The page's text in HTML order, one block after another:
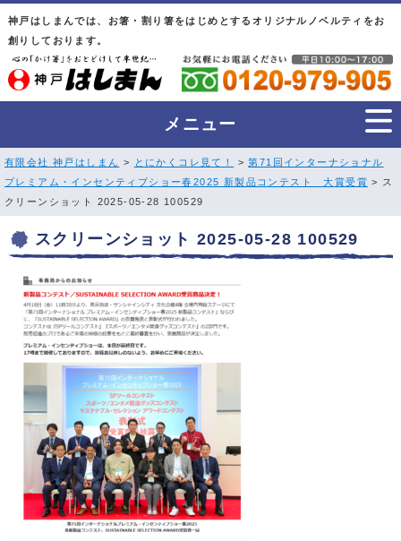
神戸はしまんでは、お箸・割り箸をはじめとするオリジナルノベルティをお
創りしております。
メニュー
有限会社 神戸はしまん > とにかくコレ見て！ >第71回インターナショナル
プレミアム・インセンティブショー春2025 新製品コンテスト 大賞受賞 > ス
クリーンショット 2025-05-28 100529
スクリーンショット 2025-05-28 100529